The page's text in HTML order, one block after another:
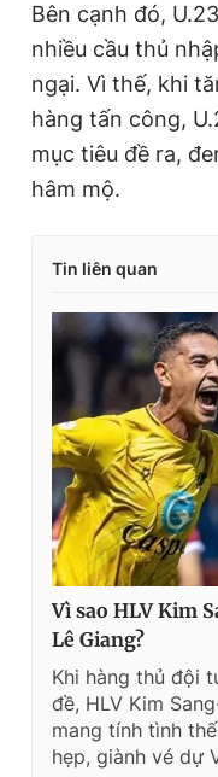
Bên cạnh đó,
nhiều cầu thủ
ngại. Vì thế, khi
hàng tấn công,
mục tiêu đề ra,
hâm mộ.
Tin liên quan
Vì sao HLV Kim
Lê Giang?
Khi hàng thủ đội
đề, HLV Kim
mang tính tình
hẹp, giành vé dự